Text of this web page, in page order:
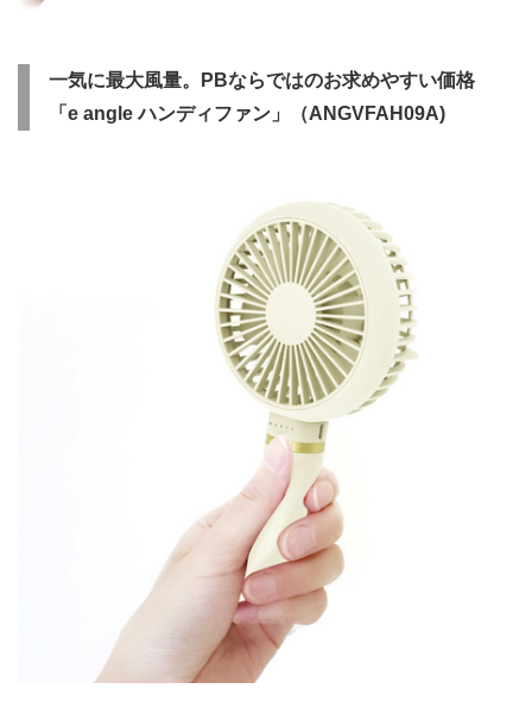
一気に最大風量。PBならではのお求めやすい価格
「e angle ハンディファン」（ANGVFAH09A)